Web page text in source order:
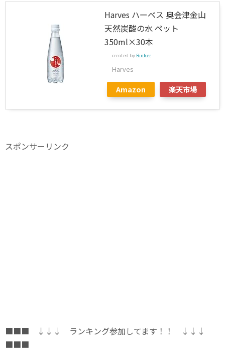
Harves ハーベス 奥会津金山
天然炭酸の水 ペット
350ml×30本
created by Rinker
Harves
Amazon 楽天市場
スポンサーリンク
■■■ ↓↓↓ ランキング参加してます！！ ↓↓↓
■■■